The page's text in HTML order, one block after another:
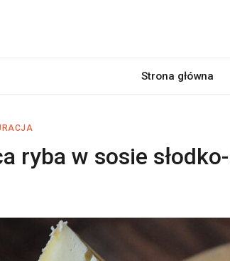
Strona główna
ryba w sosie